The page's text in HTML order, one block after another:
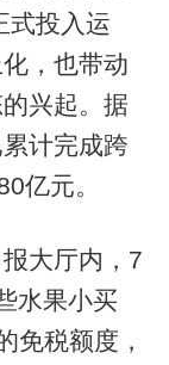
式投入运
，也带动
兴起。据
计完成跨
亿元。
大厅内，7
水果小买
免税额度，